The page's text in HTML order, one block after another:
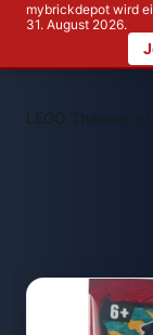
mybrickdepot wird
31. August 2026.
LEGO Themen >